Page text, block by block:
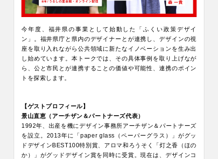
今年度、福井県の事業として始動した「ふくい政策デザイ
ン」。福井県庁と県内のデザイナーとが連携し、デザインの視
座を取り入れながら公共領域に新たなイノベーションを生み出
し始めています。本トークでは、その具体事例を取り上げなが
ら、公と市民とが連携することの価値や可能性、連携のポイン
トを探索します。
【ゲストプロフィール】
景山直恵（アーチザン＆パートナーズ代表）
1992年、出産を機にデザイン事務所アーチザン＆パートナーズ
を設立。2013年に「paper glass（ペーパーグラス）」がグッ
ドデザインBEST100特別賞、アロマ和ろうそく「灯之香（ほの
か）」がグッドデザイン賞を同時に受賞。現在は、デザインコ